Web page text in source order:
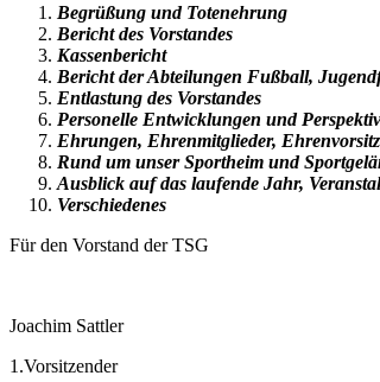
Begrüßung und Totenehrung
Bericht des Vorstandes
Kassenbericht
Bericht der Abteilungen Fußball,
Entlastung des Vorstandes
Personelle Entwicklungen und
Ehrungen, Ehrenmitglieder,
Rund um unser Sportheim und
Ausblick auf das laufende Jahr,
Verschiedenes
Für den Vorstand der TSG
Joachim Sattler
1.Vorsitzender